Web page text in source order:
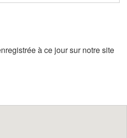
à ce jour sur notre site